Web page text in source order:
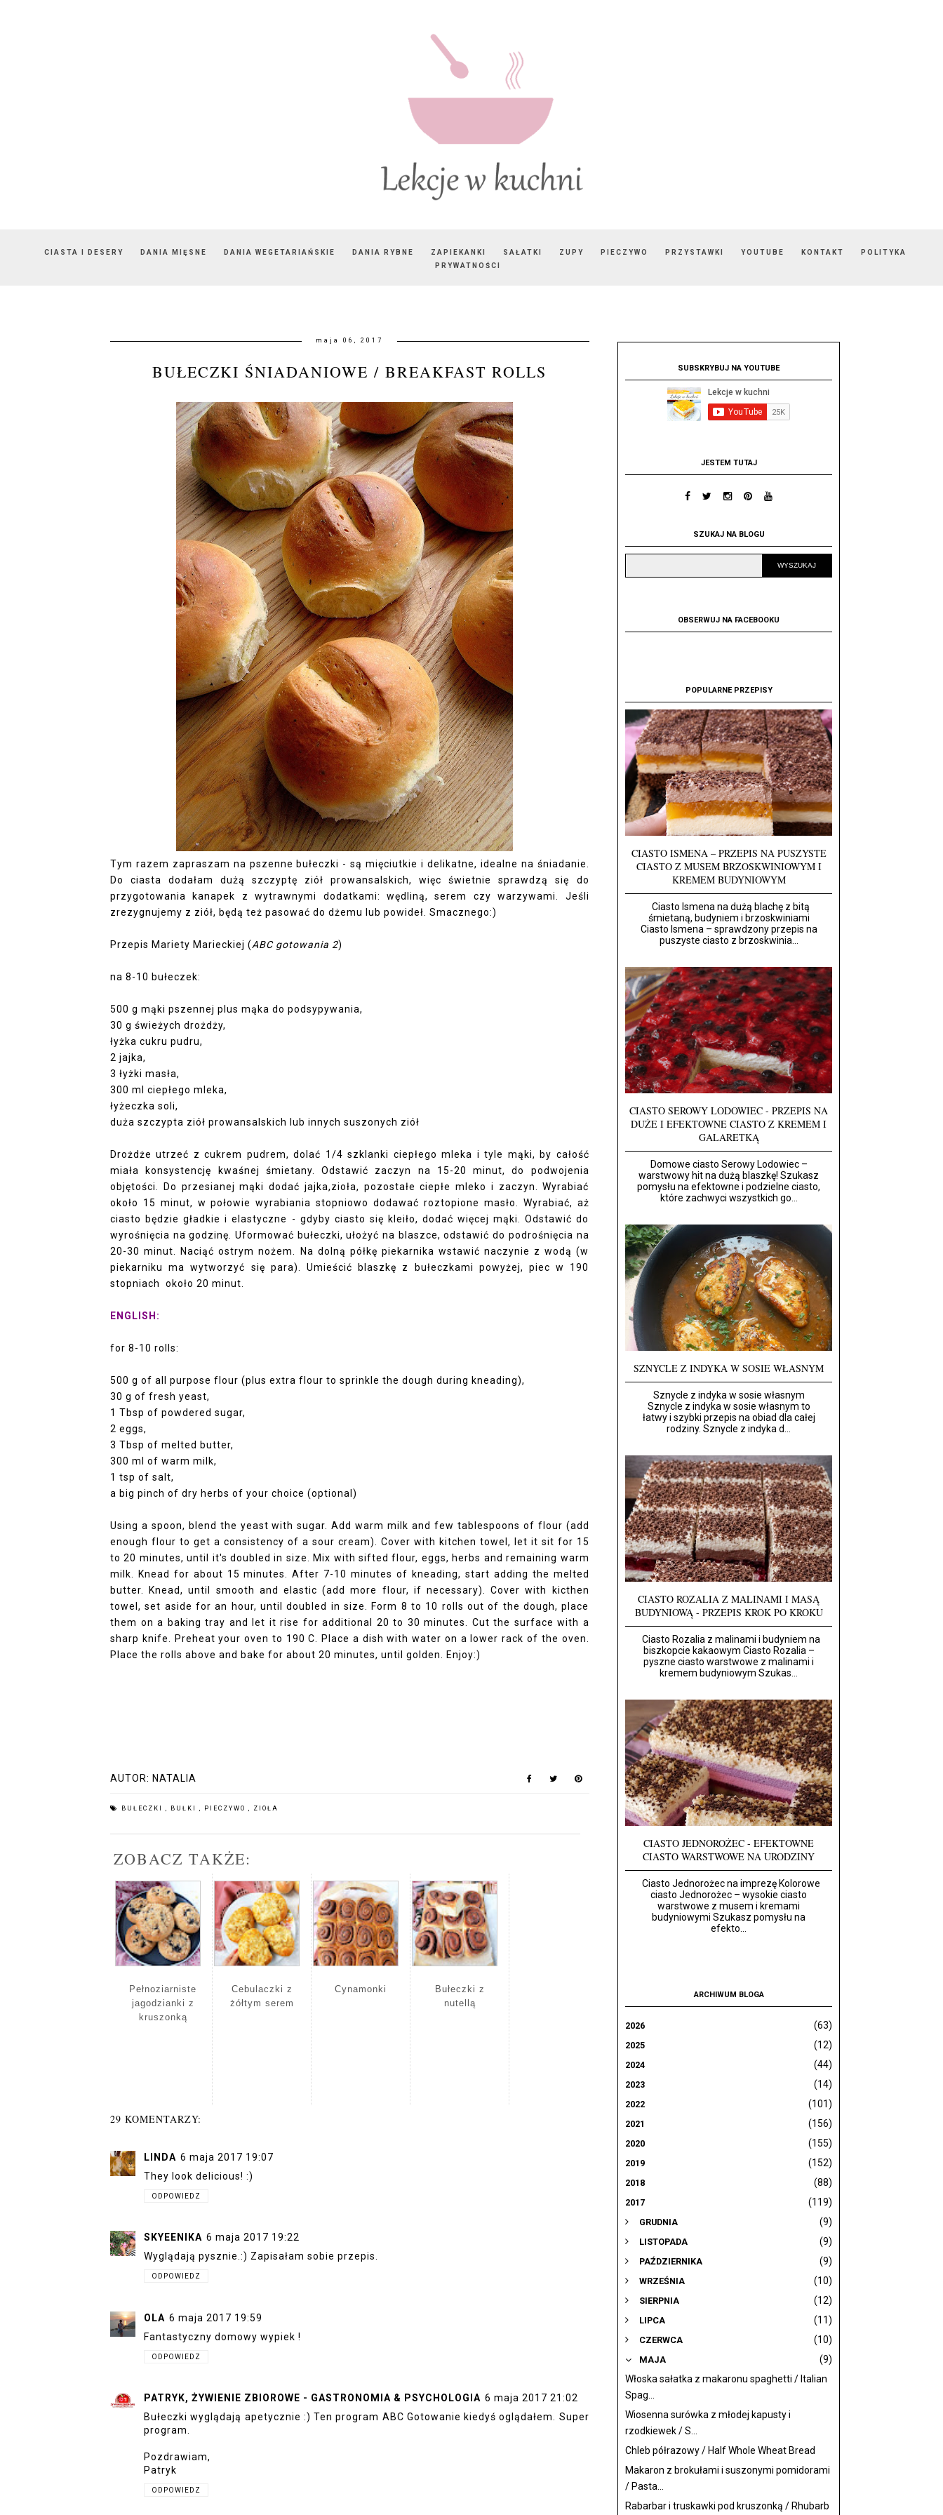
CIASTA I DESERY DANIA MIĘSNE DANIA WEGETARIAŃSKIE DANIA RYBNE ZAPIEKANKI SAŁATKI ZUPY PIECZYWO PRZYSTAWKI YOUTUBE KONTAKT
POLITYKA
PRYWATNOŚCI
maja 06, 2017
BUŁECZKI ŚNIADANIOWE / BREAKFAST ROLLS
Tym razem zapraszam na pszenne bułeczki - są mięciutkie i delikatne, idealne na śniadanie.
Do ciasta dodałam dużą szczyptę ziół prowansalskich, więc świetnie sprawdzą się do
przygotowania kanapek z wytrawnymi dodatkami: wędliną, serem czy warzywami. Jeśli
zrezygnujemy z ziół, będą też pasować do dżemu lub powideł. Smacznego:)
Przepis Mariety Marieckiej (ABC gotowania 2)
na 8-10 bułeczek:
500 g mąki pszennej plus mąka do podsypywania,
30 g świeżych drożdży,
łyżka cukru pudru,
2 jajka,
3 łyżki masła,
300 ml ciepłego mleka,
łyżeczka soli,
duża szczypta ziół prowansalskich lub innych suszonych ziół
Drożdże utrzeć z cukrem pudrem, dolać 1/4 szklanki ciepłego mleka i tyle mąki, by całość
miała konsystencję kwaśnej śmietany. Odstawić zaczyn na 15-20 minut, do podwojenia
objętości. Do przesianej mąki dodać jajka,zioła, pozostałe ciepłe mleko i zaczyn. Wyrabiać
około 15 minut, w połowie wyrabiania stopniowo dodawać roztopione masło. Wyrabiać, aż
ciasto będzie gładkie i elastyczne - gdyby ciasto się kleiło, dodać więcej mąki. Odstawić do
wyrośnięcia na godzinę. Uformować bułeczki, ułożyć na blaszce, odstawić do podrośnięcia na
20-30 minut. Naciąć ostrym nożem. Na dolną półkę piekarnika wstawić naczynie z wodą (w
piekarniku ma wytworzyć się para). Umieścić blaszkę z bułeczkami powyżej, piec w 190
stopniach około 20 minut.
ENGLISH:
for 8-10 rolls:
500 g of all purpose flour (plus extra flour to sprinkle the dough during kneading),
30 g of fresh yeast,
1 Tbsp of powdered sugar,
2 eggs,
3 Tbsp of melted butter,
300 ml of warm milk,
1 tsp of salt,
a big pinch of dry herbs of your choice (optional)
Using a spoon, blend the yeast with sugar. Add warm milk and few tablespoons of flour (add
enough flour to get a consistency of a sour cream). Cover with kitchen towel, let it sit for 15
to 20 minutes, until it's doubled in size. Mix with sifted flour, eggs, herbs and remaining warm
milk. Knead for about 15 minutes. After 7-10 minutes of kneading, start adding the melted
butter. Knead, until smooth and elastic (add more flour, if necessary). Cover with kicthen
towel, set aside for an hour, until doubled in size. Form 8 to 10 rolls out of the dough, place
them on a baking tray and let it rise for additional 20 to 30 minutes. Cut the surface with a
sharp knife. Preheat your oven to 190 C. Place a dish with water on a lower rack of the oven.
Place the rolls above and bake for about 20 minutes, until golden. Enjoy:)
AUTOR: NATALIA
BUŁECZKI BUŁKI PIECZYWO ZIOŁA
ZOBACZ TAKŻE:
Pełnoziarniste
jagodzianki z
kruszonką
Cebulaczki z
żółtym serem
Cynamonki
Bułeczki z
nutellą
29 KOMENTARZY:
LINDA 6 maja 2017 19:07
They look delicious! :)
ODPOWIEDZ
SKYEENIKA 6 maja 2017 19:22
Wyglądają pysznie.:) Zapisałam sobie przepis.
ODPOWIEDZ
OLA 6 maja 2017 19:59
Fantastyczny domowy wypiek !
ODPOWIEDZ
PATRYK, ŻYWIENIE ZBIOROWE - GASTRONOMIA & PSYCHOLOGIA 6 maja 2017 21:02
Bułeczki wyglądają apetycznie :) Ten program ABC Gotowanie kiedyś oglądałem. Super
program.
Pozdrawiam,
Patryk
ODPOWIEDZ
SUBSKRYBUJ NA YOUTUBE
JESTEM TUTAJ
SZUKAJ NA BLOGU
OBSERWUJ NA FACEBOOKU
POPULARNE PRZEPISY
CIASTO ISMENA – PRZEPIS NA PUSZYSTE
CIASTO Z MUSEM BRZOSKWINIOWYM I
KREMEM BUDYNIOWYM
Ciasto Ismena na dużą blachę z bitą
śmietaną, budyniem i brzoskwiniami
Ciasto Ismena – sprawdzony przepis na
puszyste ciasto z brzoskwinia...
CIASTO SEROWY LODOWIEC - PRZEPIS NA
DUŻE I EFEKTOWNE CIASTO Z KREMEM I
GALARETKĄ
Domowe ciasto Serowy Lodowiec –
warstwowy hit na dużą blaszkę! Szukasz
pomysłu na efektowne i podzielne ciasto,
które zachwyci wszystkich go...
SZNYCLE Z INDYKA W SOSIE WŁASNYM
Sznycle z indyka w sosie własnym
Sznycle z indyka w sosie własnym to
łatwy i szybki przepis na obiad dla całej
rodziny. Sznycle z indyka d...
CIASTO ROZALIA Z MALINAMI I MASĄ
BUDYNIOWĄ - PRZEPIS KROK PO KROKU
Ciasto Rozalia z malinami i budyniem na
biszkopcie kakaowym Ciasto Rozalia –
pyszne ciasto warstwowe z malinami i
kremem budyniowym Szukas...
CIASTO JEDNOROŻEC - EFEKTOWNE
CIASTO WARSTWOWE NA URODZINY
Ciasto Jednorożec na imprezę Kolorowe
ciasto Jednorożec – wysokie ciasto
warstwowe z musem i kremami
budyniowymi Szukasz pomysłu na
efekto...
ARCHIWUM BLOGA
2026 (63)
2025 (12)
2024 (44)
2023 (14)
2022 (101)
2021 (156)
2020 (155)
2019 (152)
2018 (88)
2017 (119)
GRUDNIA (9)
LISTOPADA (9)
PAŹDZIERNIKA (9)
WRZEŚNIA (10)
SIERPNIA (12)
LIPCA (11)
CZERWCA (10)
MAJA
(9)
Włoska sałatka z makaronu spaghetti / Italian
Spag...
Wiosenna surówka z młodej kapusty i
rzodkiewek / S...
Chleb półrazowy / Half Whole Wheat Bread
Makaron z brokułami i suszonymi pomidorami
/ Pasta...
Rabarbar i truskawki pod kruszonką / Rhubarb